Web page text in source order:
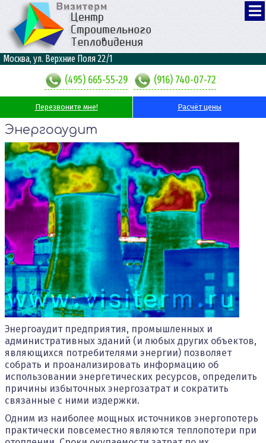
Москва, ул. Верхние Поля 22/1
(495) 665-55-29 (916) 740-07-72
Перезвоните мне! Расчёт цены
Энергоаудит
Энергоаудит предприятия, промышленных и
административных зданий (и любых других объектов,
являющихся потребителями энергии) позволяет
собрать и проанализировать информацию об
использовании энергетических ресурсов, определить
причины избыточных энергозатрат и сократить
связанные с ними издержки.
Одним из наиболее мощных источников энергопотерь
практически повсеместно являются теплопотери при